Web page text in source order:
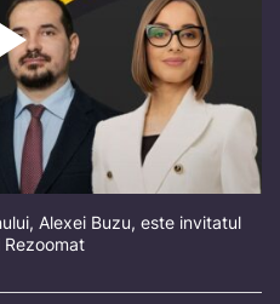
Alexei Buzu, este invitatul
Rezoomat